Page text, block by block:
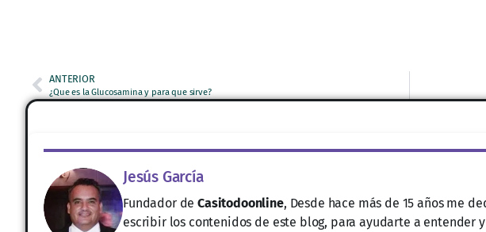
ANTERIOR
¿Que es la Glucosamina y para que sirve?
Jesús García
Fundador deCasitodoonline, Desde hace más de 15 años me
escribir los contenidos de este blog, para ayudarte a entender